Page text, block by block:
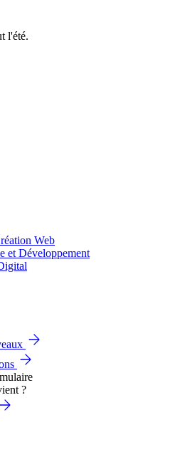
l'été.
Web
et Développement
?